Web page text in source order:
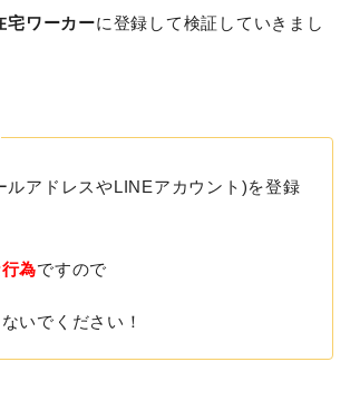
宅ワーカーに登録して検証していきまし
ルアドレスやLINEアカウント)を登録
為ですので
いでください！